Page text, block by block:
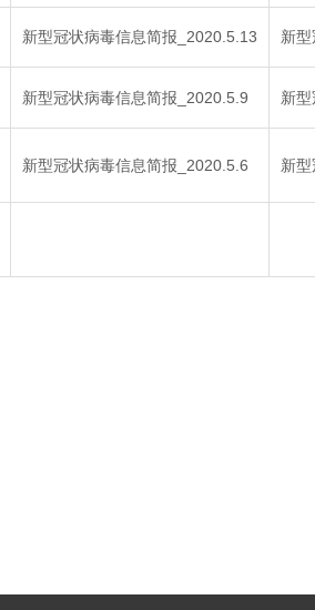
新型冠状病毒信息简报_2020.5.13 新
新型冠状病毒信息简报_2020.5.9 新
新型冠状病毒信息简报_2020.5.6 新